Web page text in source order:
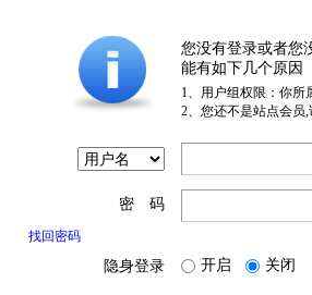
您没有登录或者您
能有如下几个原因
1、用户组权限：你所
2、您还不是站点会员
密 码
找回密码
隐身登录 开启 关闭